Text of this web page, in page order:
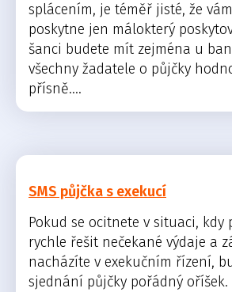
splácením, je téměř jisté, že
poskytne jen málokterý
šanci budete mít zejména u
všechny žadatele o půjčky
přísně....
SMS půjčka s exekucí
Pokud se ocitnete v situaci, kdy
rychle řešit nečekané výdaje a
nacházíte v exekučním řízení,
sjednání půjčky pořádný oříšek.